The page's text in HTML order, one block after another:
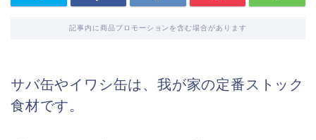
記事内に商品プロモーションを含む場合があります
サバ缶やイワシ缶は、我が家の定番ストック
食材です。